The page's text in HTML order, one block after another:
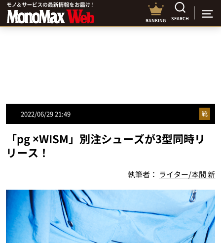
RANKING SEARCH
2022/06/29 21:49 靴
「pg ×WISM」別注シューズが3型同時リ
リース！
執筆者： ライター/本間 新